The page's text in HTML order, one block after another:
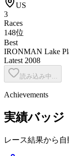
US
3
Races
148位
Best
IRONMAN Lake
Latest 2008
読み込み中...
Achievements
実績バッジ
レース結果から自